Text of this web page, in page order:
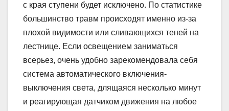
с края ступени будет исключено. По статистике
большинство травм происходят именно из-за
плохой видимости или сливающихся теней на
лестнице. Если освещением заниматься
всерьез, очень удобно зарекомендовала себя
система автоматического включения-
выключения света, длящаяся несколько минут
и реагирующая датчиком движения на любое